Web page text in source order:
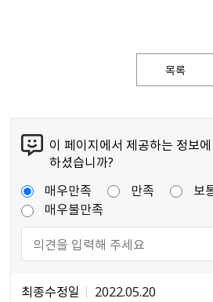
목록
이 페이지에서 제공하는 정보
하셨습니까?
매우만족
만족 보
매우불만족
최종수정일 2022.05.20